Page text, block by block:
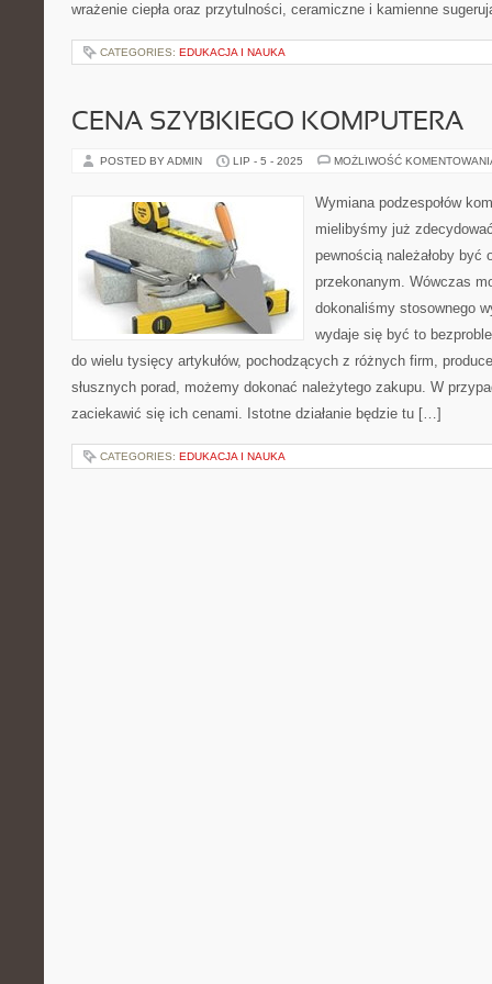
wrażenie ciepła oraz przytulności, ceramiczne i kamienne
CATEGORIES: EDUKACJA I NAUKA
CENA SZYBKIEGO KOMPUTERA
POSTED BY ADMIN LIP - 5 - 2025 MOŻLIWOŚĆ
Wymiana podzespołów
mielibyśmy już
pewnością należałoby być
przekonanym. Wówczas
dokonaliśmy stosownego
wydaje się być to
do wielu tysięcy artykułów, pochodzących z różnych firm,
słusznych porad, możemy dokonać należytego zakupu. W
zaciekawić się ich cenami. Istotne działanie będzie tu […]
CATEGORIES: EDUKACJA I NAUKA